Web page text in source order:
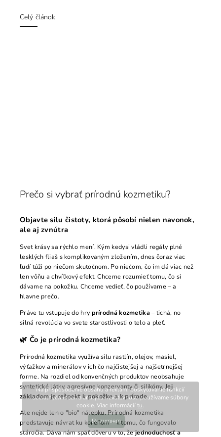
Na prispôsobenie obsahu a reklám, poskytovanie funkcií
sociálnych médií a analýzu návštevnosti používame súbory
cookie. Viac informáciítu.
Rozumiem
Celý článok
Prečo si vybrať prírodnú kozmetiku?
Objavte silu čistoty, ktorá pôsobí nielen navonok,
ale aj zvnútra
Svet krásy sa rýchlo mení. Kým kedysi vládli regály plné
lesklých fliaš s komplikovaným zložením, dnes čoraz viac
ľudí túži po niečom skutočnom. Po niečom, čo im dá viac než
len vôňu a chvíľkový efekt. Chceme rozumieť tomu, čo si
dávame na pokožku. Chceme vedieť, čo používame – a
hlavne prečo.
Práve tu vstupuje do hry prírodná kozmetika– tichá, no
silná revolúcia vo svete starostlivosti o telo a pleť.
🌿 Čo je prírodná kozmetika?
Prírodná kozmetika využíva silu rastlín, olejov, masiel,
výťažkov a minerálov v ich čo najčistejšej a najšetrnejšej
forme. Na rozdiel od konvenčných produktov neobsahuje
syntetické látky, agresívne konzervanty či silikóny. Jej
základom je rešpekt k pokožke a k prírode.
Ale nejde len o "bio" nálepku. Prírodná kozmetika
predstavuje návrat ku koreňom – k tomu, čo fungovalo
stáročia. Dáva nám späť dôveru v to, žejednoduchosť a